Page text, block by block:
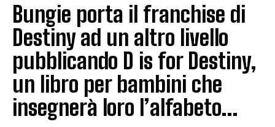
Bungie porta il franchise di
Destiny ad un altro livello
pubblicando D is for Destiny,
un libro per bambini che
insegnerà loro l’alfabeto…